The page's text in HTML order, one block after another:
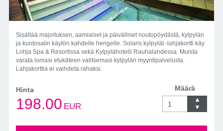
Sisältää majoituksen, aamiaiset ja päivälliset noutopöydästä, kylpylän
ja kuntosalin käytön kahdelle hengelle. Solaris kylpylät -lahjakortti käy
Lohja Spa & Resortissa sekä Kylpylähotelli Rauhalahdessa. Muista
varata lomasi etukäteen valitsemasi kylpylän myyntipalvelusta.
Lahjakorttia ei vaihdeta rahaksi.
Hinta
198.00 EUR
Määrä